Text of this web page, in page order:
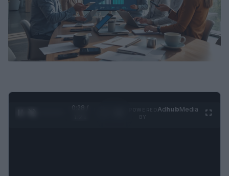
0:28 /
AdhubMedia